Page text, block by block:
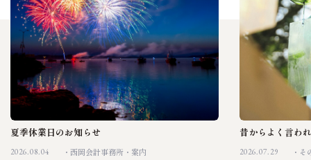
夏季休業日のお知らせ
2026.08.04 西岡会計事務所 案内
昔からよく言わ
2026.07.29 そ